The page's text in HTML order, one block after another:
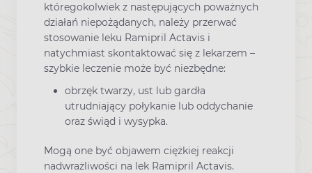
któregokolwiek z następujących poważnych
działań niepożądanych, należy przerwać
stosowanie leku Ramipril Actavis i
natychmiast skontaktować się z lekarzem –
szybkie leczenie może być niezbędne:
obrzęk twarzy, ust lub gardła
utrudniający połykanie lub oddychanie
oraz świąd i wysypka.
Mogą one być objawem ciężkiej reakcji
nadwrażliwości na lek Ramipril Actavis.